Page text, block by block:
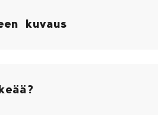
kuvaus